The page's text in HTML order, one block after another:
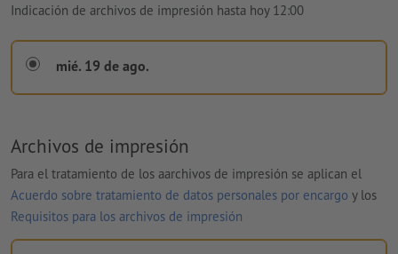
Indicación de archivos de impresión hasta hoy 12:00
mié. 19 de ago.
Archivos de impresión
Para el tratamiento de los aarchivos de impresión se aplican el
Acuerdo sobre tratamiento de datos personales por encargo y los
Requisitos para los archivos de impresión